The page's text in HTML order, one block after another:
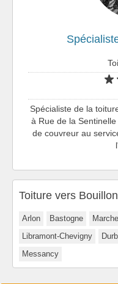
Spécialiste de la
à Rue de la
de couvreur au
Toiture vers Bouillon
Arlon Bastogne
Libramont-Chevigny
Messancy